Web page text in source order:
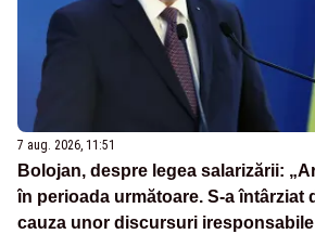
7 aug. 2026, 11:51
Bolojan, despre legea salarizării:
în perioada următoare. S-a întârziat
cauza unor discursuri